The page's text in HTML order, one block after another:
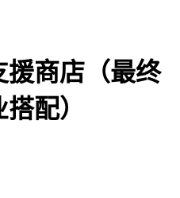
援商店（最终
配）